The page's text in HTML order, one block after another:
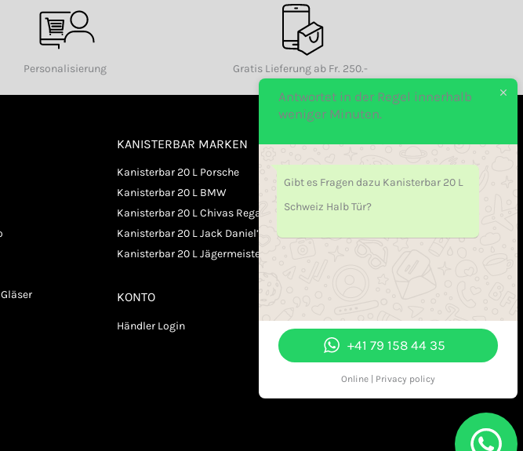
Personalisierung Gratis Lieferung ab Fr. 250.-
KANISTERBAR MARKEN
Kanisterbar 20 L Porsche
Kanisterbar 20 L BMW
Kanisterbar 20 L Chivas Regal
Kanisterbar 20 L Jack Daniel’s
Kanisterbar 20 L Jägermeister
KONTO
Händler Login
ÖFFNUNGSZEITEN
Mo. - Fr. 09.00-20:00
Antwortet in der Regel innerhalb
weniger Minuten.
Gibt es Fragen dazu Kanisterbar 20 L
Schweiz Halb Tür?
+41 79 158 44 35
Online | Privacy policy